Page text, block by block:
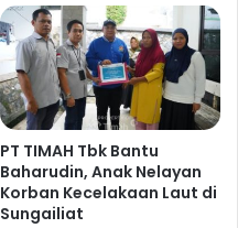
PT TIMAH Tbk Bantu
Baharudin, Anak Nelayan
Korban Kecelakaan Laut di
Sungailiat